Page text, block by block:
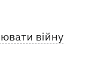
війну